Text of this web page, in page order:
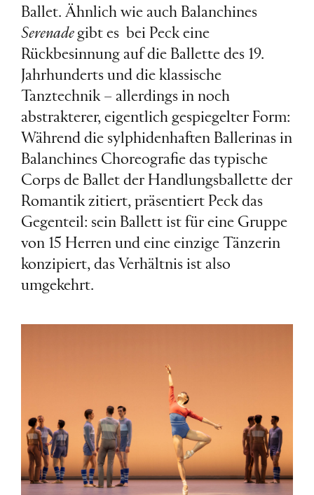
Ballet. Ähnlich wie auch Balanchines
Serenade gibt es bei Peck eine
Rückbesinnung auf die Ballette des 19.
Jahrhunderts und die klassische
Tanztechnik – allerdings in noch
abstrakterer, eigentlich gespiegelter Form:
Während die sylphidenhaften Ballerinas in
Balanchines Choreografie das typische
Corps de Ballet der Handlungsballette der
Romantik zitiert, präsentiert Peck das
Gegenteil: sein Ballett ist für eine Gruppe
von 15 Herren und eine einzige Tänzerin
konzipiert, das Verhältnis ist also
umgekehrt.